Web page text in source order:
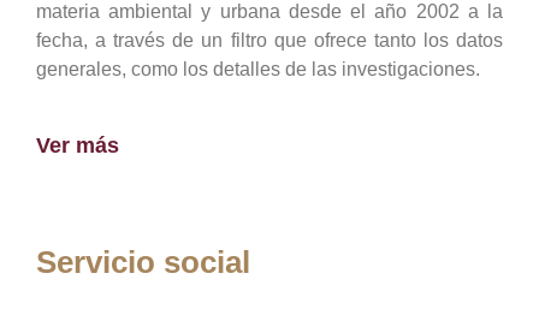
materia ambiental y urbana desde el año 2002 a la
fecha, a través de un filtro que ofrece tanto los datos
generales, como los detalles de las investigaciones.
Ver más
Servicio social